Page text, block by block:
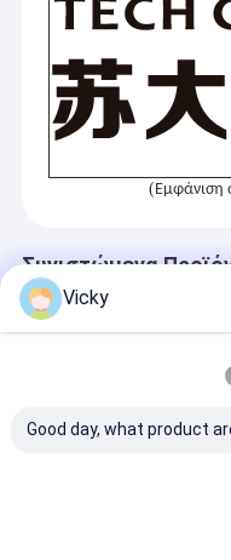
Μηχανή
μηχάνημα
Πλαισιωμένη
Μέρη μηχανών
(Εμφάνιση
Συνιστώμενα
φτιάχνουμε.Με βάση
στρώσης με ακονισμό,
θα δημιουργήσουμε
έξυπνων, πιο
Vicky
Good day, what product